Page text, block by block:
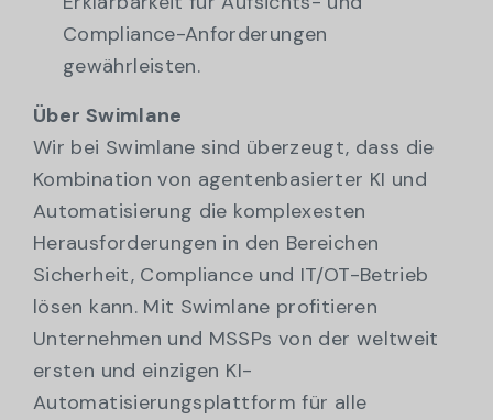
Compliance-Anforderungen
gewährleisten.
Über Swimlane
Wir bei Swimlane sind überzeugt, dass die
Kombination von agentenbasierter KI und
Automatisierung die komplexesten
Herausforderungen in den Bereichen
Sicherheit, Compliance und IT/OT-Betrieb
lösen kann. Mit Swimlane profitieren
Unternehmen und MSSPs von der weltweit
ersten und einzigen KI-
Automatisierungsplattform für alle